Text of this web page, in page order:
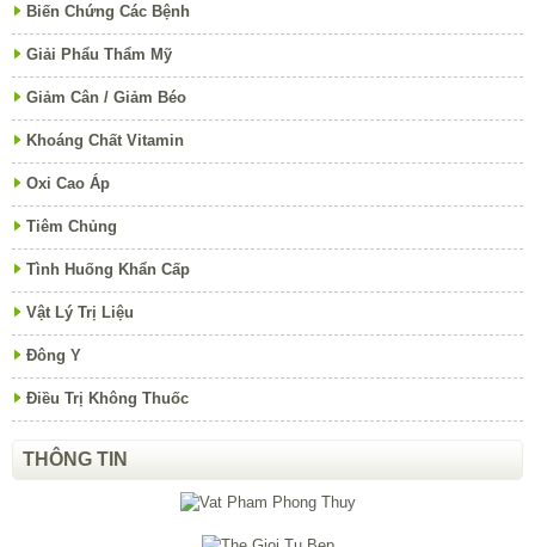
Biến Chứng Các Bệnh
Giải Phẩu Thẩm Mỹ
Giảm Cân / Giảm Béo
Khoáng Chất Vitamin
Oxi Cao Áp
Tiêm Chủng
Tình Huống Khẩn Cấp
Vật Lý Trị Liệu
Đông Y
Điều Trị Không Thuốc
THÔNG TIN